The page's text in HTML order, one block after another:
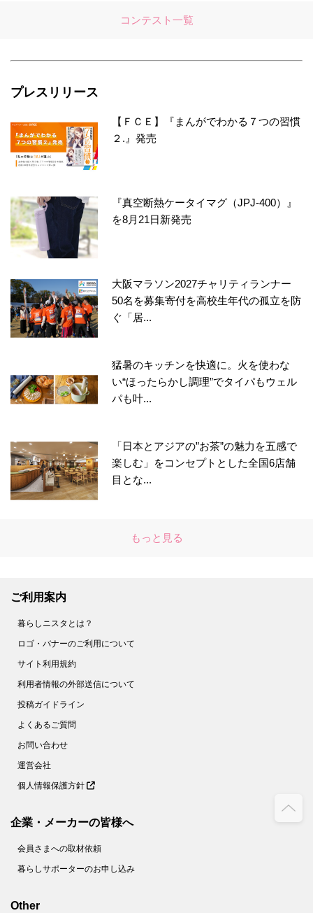
コンテスト一覧
プレスリリース
【ＦＣＥ】『まんがでわかる７つの習慣
２.』発売
『真空断熱ケータイマグ（JPJ-400）』
を8月21日新発売
大阪マラソン2027チャリティランナー
50名を募集寄付を高校生年代の孤立を防
ぐ「居...
猛暑のキッチンを快適に。火を使わな
い“ほったらかし調理”でタイパもウェル
パも叶...
「日本とアジアの”お茶”の魅力を五感で
楽しむ」をコンセプトとした全国6店舗
目とな...
もっと見る
ご利用案内
暮らしニスタとは？
ロゴ・バナーのご利用について
サイト利用規約
利用者情報の外部送信について
投稿ガイドライン
よくあるご質問
お問い合わせ
運営会社
個人情報保護方針
企業・メーカーの皆様へ
会員さまへの取材依頼
暮らしサポーターのお申し込み
Other